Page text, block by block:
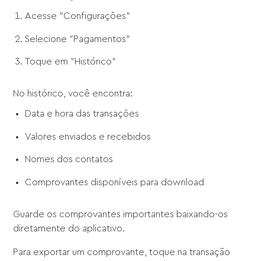
Acesse "Configurações"
Selecione "Pagamentos"
Toque em "Histórico"
No histórico, você encontra:
Data e hora das transações
Valores enviados e recebidos
Nomes dos contatos
Comprovantes disponíveis para download
Guarde os comprovantes importantes baixando-os
diretamente do aplicativo.
Para exportar um comprovante, toque na transação